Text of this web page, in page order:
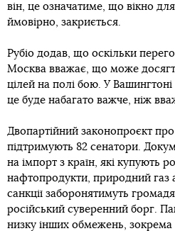
він, це означатиме, що вікно
ймовірно, закриється.
Рубіо додав, що оскільки
Москва вважає, що може
цілей на полі бою. У
це буде набагато важче, ніж
Двопартійний законопроєкт про
підтримують 82 сенатори.
на імпорт з країн, які купують
нафтопродукти, природний газ
санкції заборонятимуть
російський суверенний борг.
низку інших обмежень,